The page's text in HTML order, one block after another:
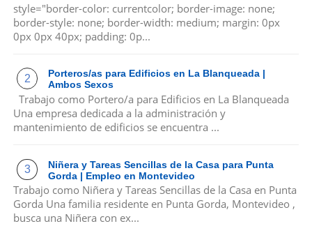
style="border-color: currentcolor; border-image: none;
border-style: none; border-width: medium; margin: 0px
0px 0px 40px; padding: 0p...
Porteros/as para Edificios en La Blanqueada |
Ambos Sexos
Trabajo como Portero/a para Edificios en La Blanqueada
Una empresa dedicada a la administración y
mantenimiento de edificios se encuentra ...
Niñera y Tareas Sencillas de la Casa para Punta
Gorda | Empleo en Montevideo
Trabajo como Niñera y Tareas Sencillas de la Casa en Punta
Gorda Una familia residente en Punta Gorda, Montevideo ,
busca una Niñera con ex...